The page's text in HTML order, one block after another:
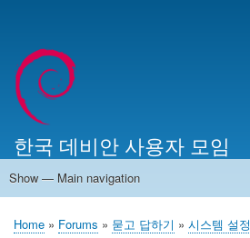
account
menu
한국 데비안 사용자 모임
Main
Show — Main navigation
Home
알리는 말씀
최근 게시물
위키 문서
미러 서버
Home Forums 묻고 답하기 시스템 설정